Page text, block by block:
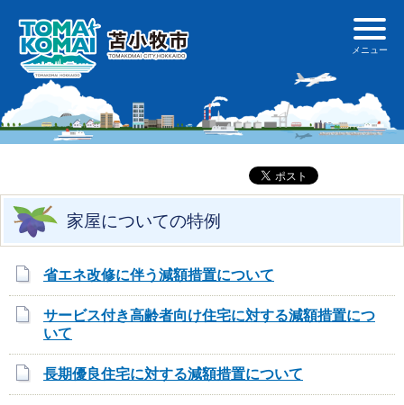
家屋についての特例
省エネ改修に伴う減額措置について
サービス付き高齢者向け住宅に対する減額措置につ
いて
長期優良住宅に対する減額措置について